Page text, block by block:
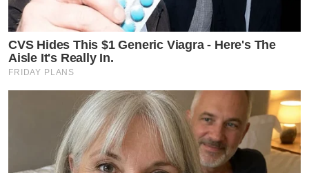
CVS Hides This $1 Generic Viagra - Here's The
Aisle It's Really In.
FRIDAY PLANS